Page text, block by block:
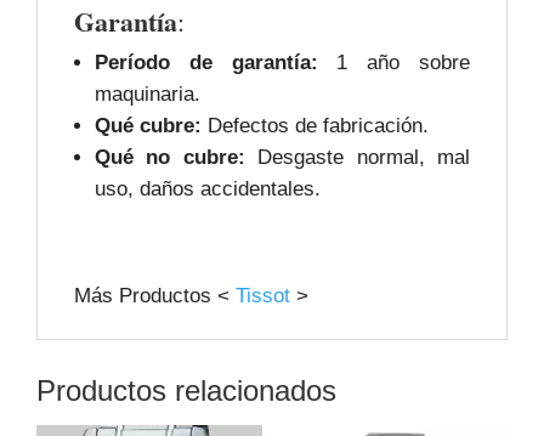
Garantía:
Período de garantía: 1 año sobre
maquinaria.
Qué cubre: Defectos de fabricación.
Qué no cubre: Desgaste normal, mal
uso, daños accidentales.
Más Productos < Tissot >
Productos relacionados